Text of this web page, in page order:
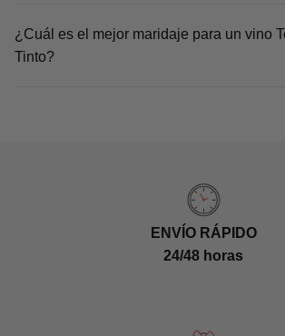
¿Cuál es el mejor maridaje para un vino
Tinto?
ENVÍO RÁPIDO
24/48 horas